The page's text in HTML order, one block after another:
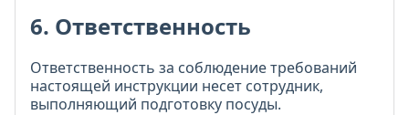
6. Ответственность
Ответственность за соблюдение требований
настоящей инструкции несет сотрудник,
выполняющий подготовку посуды.